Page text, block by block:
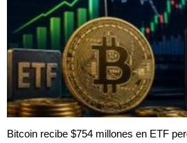
Bitcoin recibe $754 millones en ETF